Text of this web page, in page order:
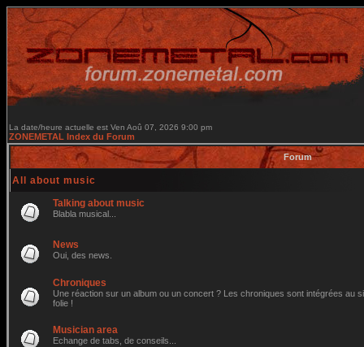
La date/heure actuelle est Ven Aoû 07, 2026 9:00 pm
ZONEMETAL Index du Forum
Forum
All about music
Talking about music
Blabla musical...
News
Oui, des news.
Chroniques
Une réaction sur un album ou un concert ? Les chroniques sont intégrées au
folie !
Musician area
Echange de tabs, de conseils...